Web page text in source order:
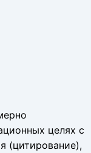
целях с
(цитирование),